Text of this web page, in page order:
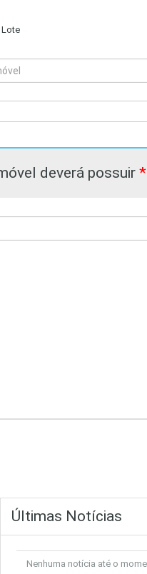
Lote
deverá possuir *
Últimas Notícias
Nenhuma notícia até o